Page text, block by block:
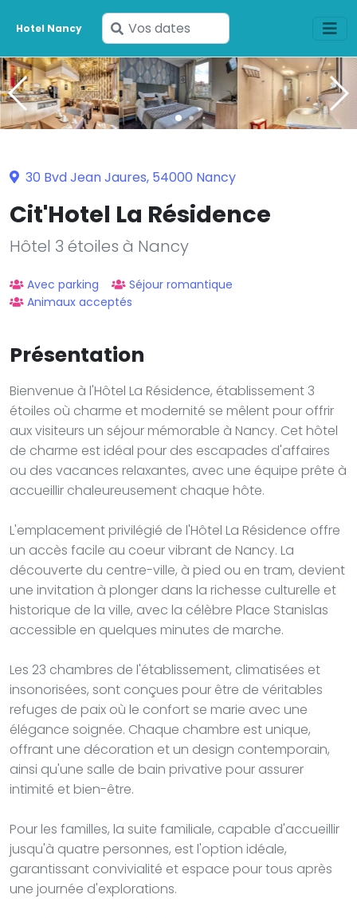
Hotel Nancy
Saisissez
vos
dates
30 Bvd Jean Jaures, 54000 Nancy
Cit'Hotel La Résidence
Hôtel 3 étoiles à Nancy
Avec parking
Séjour romantique
Animaux acceptés
Présentation
Bienvenue à l'Hôtel La Résidence, établissement 3
étoiles où charme et modernité se mêlent pour offrir
aux visiteurs un séjour mémorable à Nancy. Cet hôtel
de charme est idéal pour des escapades d'affaires
ou des vacances relaxantes, avec une équipe prête à
accueillir chaleureusement chaque hôte.
L'emplacement privilégié de l'Hôtel La Résidence offre
un accès facile au coeur vibrant de Nancy. La
découverte du centre-ville, à pied ou en tram, devient
une invitation à plonger dans la richesse culturelle et
historique de la ville, avec la célèbre Place Stanislas
accessible en quelques minutes de marche.
Les 23 chambres de l'établissement, climatisées et
insonorisées, sont conçues pour être de véritables
refuges de paix où le confort se marie avec une
élégance soignée. Chaque chambre est unique,
offrant une décoration et un design contemporain,
ainsi qu'une salle de bain privative pour assurer
intimité et bien-être.
Pour les familles, la suite familiale, capable d'accueillir
jusqu'à quatre personnes, est l'option idéale,
garantissant convivialité et espace pour tous après
une journée d'explorations.